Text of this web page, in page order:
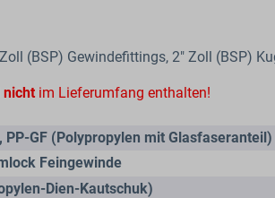
(BSP) Gewindefittings, 2" Zoll (BSP)
nicht im Lieferumfang enthalten!
, PP-GF (Polypropylen mit Glasfaseranteil)
Feingewinde
Dien-Kautschuk)